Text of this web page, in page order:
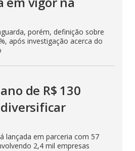
porém, definição sobre
após investigação acerca do
de R$ 130
lançada em parceria com 57
2,4 mil empresas